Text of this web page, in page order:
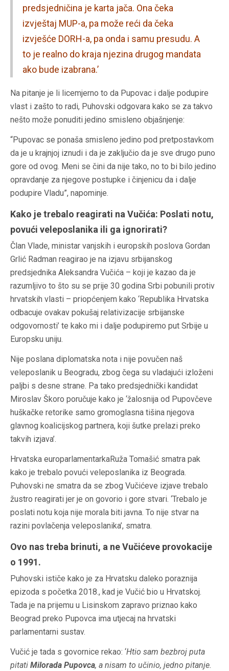
predsjedničina je karta jača. Ona čeka
izvještaj MUP-a, pa može reći da čeka
izvješće DORH-a, pa onda i samu presudu. A
to je realno do kraja njezina drugog mandata
ako bude izabrana.’
Na pitanje je li licemjerno to da Pupovac i dalje podupire
vlast i zašto to radi, Puhovski odgovara kako se za takvo
nešto može ponuditi jedino smisleno objašnjenje:
“Pupovac se ponaša smisleno jedino pod pretpostavkom
da je u krajnjoj iznudi i da je zaključio da je sve drugo puno
gore od ovog. Meni se čini da nije tako, no to bi bilo jedino
opravdanje za njegove postupke i činjenicu da i dalje
podupire Vladu”, napominje.
Kako je trebalo reagirati na Vučića: Poslati notu,
povući veleposlanika ili ga ignorirati?
Član Vlade, ministar vanjskih i europskih poslova Gordan
Grlić Radman reagirao je na izjavu srbijanskog
predsjednika Aleksandra Vučića – koji je kazao da je
razumljivo to što su se prije 30 godina Srbi pobunili protiv
hrvatskih vlasti – priopćenjem kako ‘Republika Hrvatska
odbacuje ovakav pokušaj relativizacije srbijanske
odgovornosti’ te kako mi i dalje podupiremo put Srbije u
Europsku uniju.
Nije poslana diplomatska nota i nije povučen naš
veleposlanik u Beogradu, zbog čega su vladajući izloženi
paljbi s desne strane. Pa tako predsjednički kandidat
Miroslav Škoro poručuje kako je ‘žalosnija od Pupovčeve
huškačke retorike samo gromoglasna tišina njegova
glavnog koalicijskog partnera, koji šutke prelazi preko
takvih izjava’.
Hrvatska europarlamentarkaRuža Tomašić smatra pak
kako je trebalo povući veleposlanika iz Beograda.
Puhovski ne smatra da se zbog Vučićeve izjave trebalo
žustro reagirati jer je on govorio i gore stvari. ‘Trebalo je
poslati notu koja nije morala biti javna. To nije stvar na
razini povlačenja veleposlanika’, smatra.
Ovo nas treba brinuti, a ne Vučićeve provokacije
o 1991.
Puhovski ističe kako je za Hrvatsku daleko poraznija
epizoda s početka 2018., kad je Vučić bio u Hrvatskoj.
Tada je na prijemu u Lisinskom zapravo priznao kako
Beograd preko Pupovca ima utjecaj na hrvatski
parlamentarni sustav.
Vučić je tada s govornice rekao: ‘Htio sam bezbroj puta
pitati Milorada Pupovca, a nisam to učinio, jedno pitanje.